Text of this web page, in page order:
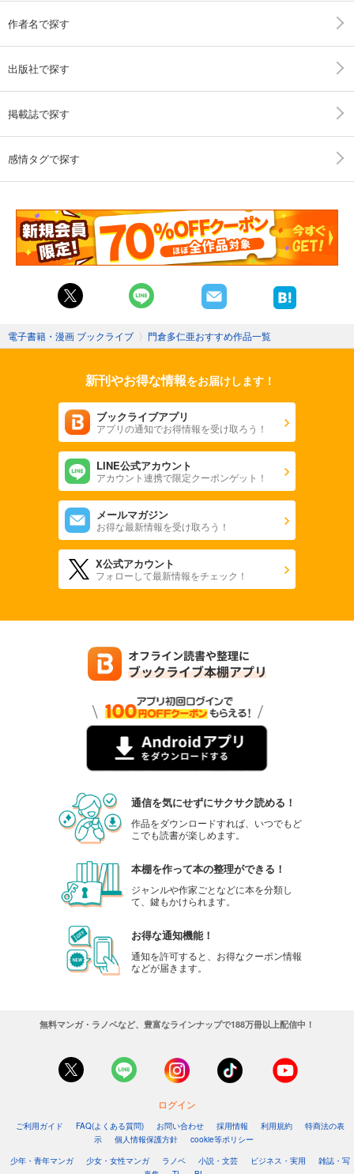
作者名で探す
出版社で探す
掲載誌で探す
感情タグで探す
電子書籍・漫画 ブックライブ 〉 門倉多仁亜おすすめ作品一覧
新刊やお得な情報をお届けします！
ブックライブアプリ
アプリの通知でお得情報を受け取ろう！
LINE公式アカウント
アカウント連携で限定クーポンゲット！
メールマガジン
お得な最新情報を受け取ろう！
X公式アカウント
フォローして最新情報をチェック！
通信を気にせずにサクサク読める！
作品をダウンロードすれば、いつでもど
こでも読書が楽しめます。
本棚を作って本の整理ができる！
ジャンルや作家ごとなどに本を分類し
て、鍵もかけられます。
お得な通知機能！
通知を許可すると、お得なクーポン情報
などが届きます。
無料マンガ・ラノベなど、豊富なラインナップで188万冊以上配信中！
ログイン
ご利用ガイド FAQ(よくある質問) お問い合わせ 採用情報 利用規約
特商法の表
示
個人情報保護方針
cookie等ポリシー
少年・青年マンガ
少女・女性マンガ ラノベ 小説・文芸 ビジネス・実用
雑誌・写